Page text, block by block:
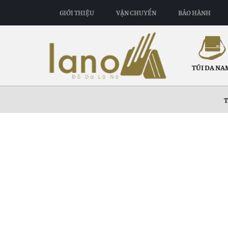
GIỚI THIỆU VẬN CHUYỂN BẢO HÀNH
TÚI DA